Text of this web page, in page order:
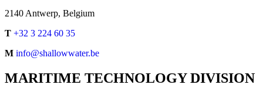
2140 Antwerp, Belgium
T +32 3 224 60 35
M info@shallowwater.be
MARITIME TECHNOLOGY DIVISION